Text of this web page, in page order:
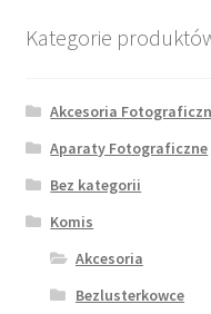
Kategorie
Akcesoria
Aparaty Fotograficzne
Bez kategorii
Komis
Akcesoria
Bezlusterkowce